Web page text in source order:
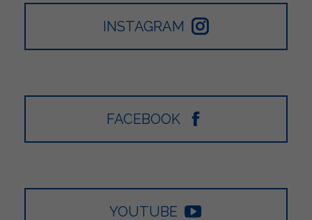
INSTAGRAM
FACEBOOK
YOUTUBE